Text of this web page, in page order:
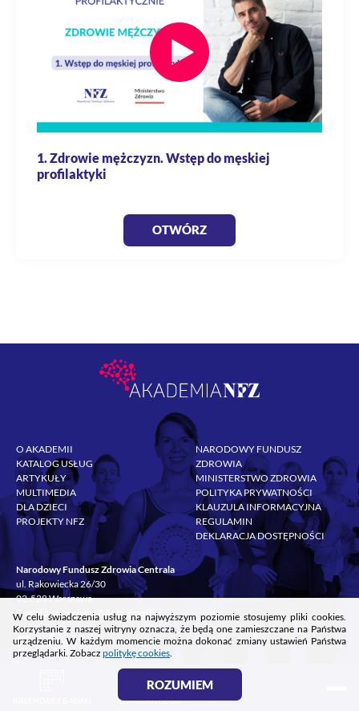
KATALOG USŁUG
`
1. Zdrowie mężczyzn. Wstęp do męskiej
profilaktyki
OTWÓRZ
O AKADEMII
KATALOG USŁUG
ARTYKUŁY
MULTIMEDIA
DLA DZIECI
PROJEKTY NFZ
NARODOWY FUNDUSZ
ZDROWIA
MINISTERSTWO ZDROWIA
POLITYKA PRYWATNOŚCI
KLAUZULA INFORMACYJNA
REGULAMIN
DEKLARACJA DOSTĘPNOŚCI
Narodowy Fundusz Zdrowia Centrala
ul. Rakowiecka 26/30
02-528 Warszawa
E-mail akademiaNFZ@nfz.gov.pl
W celu świadczenia usług na najwyższym poziomie stosujemy pliki cookies.
Korzystanie z naszej witryny oznacza, że będą one zamieszczane na Państwa
urządzeniu. W każdym momencie można dokonać zmiany ustawień Państwa
przeglądarki. Zobacz politykę cookies.
ROZUMIEM